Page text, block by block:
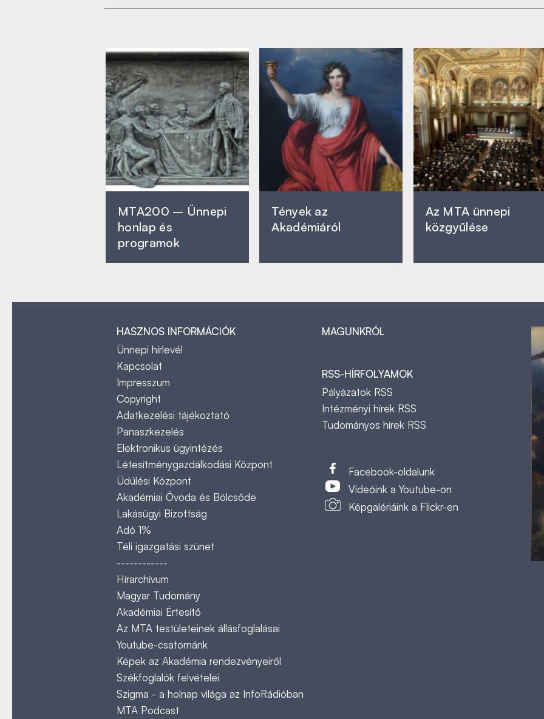
MTA200 – Ünnepi
honlap és
programok
Tények az
Akadémiáról
Az MTA ünnepi
közgyűlése
HASZNOS INFORMÁCIÓK
Ünnepi hírlevél
Kapcsolat
Impresszum
Copyright
Adatkezelési tájékoztató
Panaszkezelés
Elektronikus ügyintézés
Létesítménygazdálkodási Központ
Üdülési Központ
Akadémiai Óvoda és Bölcsőde
Lakásügyi Bizottság
Adó 1%
Téli igazgatási szünet
------------
Hírarchívum
Magyar Tudomány
Akadémiai Értesítő
Az MTA testületeinek állásfoglalásai
Youtube-csatornánk
Képek az Akadémia rendezvényeiről
Székfoglalók felvételei
Szigma - a holnap világa az InfoRádióban
MTA Podcast
MAGUNKRÓL
RSS-HÍRFOLYAMOK
Pályázatok RSS
Intézményi hírek RSS
Tudományos hírek RSS
Facebook-oldalunk
Videóink a Youtube-on
Képgalériáink a Flickr-en